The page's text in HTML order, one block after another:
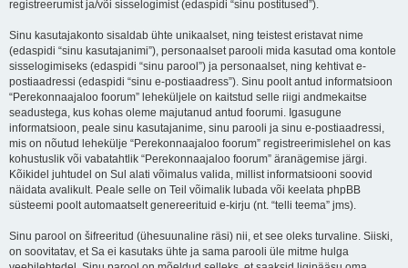
registreerumist ja/või sisselogimist (edaspidi “sinu postitused”).
Sinu kasutajakonto sisaldab ühte unikaalset, ning teistest eristavat nime
(edaspidi “sinu kasutajanimi”), personaalset parooli mida kasutad oma kontole
sisselogimiseks (edaspidi “sinu parool”) ja personaalset, ning kehtivat e-
postiaadressi (edaspidi “sinu e-postiaadress”). Sinu poolt antud informatsioon
“Perekonnaajaloo foorum” leheküljele on kaitstud selle riigi andmekaitse
seadustega, kus kohas oleme majutanud antud foorumi. Igasugune
informatsioon, peale sinu kasutajanime, sinu parooli ja sinu e-postiaadressi,
mis on nõutud lehekülje “Perekonnaajaloo foorum” registreerimislehel on kas
kohustuslik või vabatahtlik “Perekonnaajaloo foorum” äranägemise järgi.
Kõikidel juhtudel on Sul alati võimalus valida, millist informatsiooni soovid
näidata avalikult. Peale selle on Teil võimalik lubada või keelata phpBB
süsteemi poolt automaatselt genereerituid e-kirju (nt. “telli teema” jms).
Sinu parool on šifreeritud (ühesuunaline räsi) nii, et see oleks turvaline. Siiski,
on soovitatav, et Sa ei kasutaks ühte ja sama parooli üle mitme hulga